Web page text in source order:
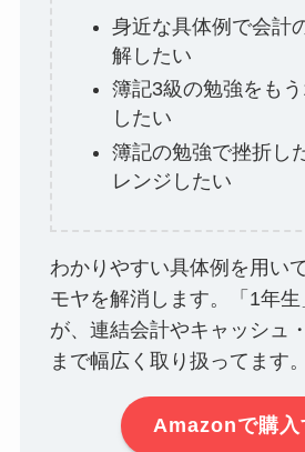
身近な具体例で会計
解したい
簿記3級の勉強をも
したい
簿記の勉強で挫折し
レンジしたい
わかりやすい具体例を用い
モヤを解消します。「1年
が、連結会計やキャッシュ
まで幅広く取り扱ってます。
Amazonで購入